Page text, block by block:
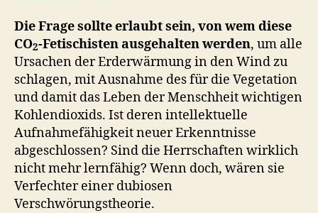
Die Frage sollte erlaubt sein, von wem diese
CO2-Fetischisten ausgehalten werden, um alle
Ursachen der Erderwärmung in den Wind zu
schlagen, mit Ausnahme des für die Vegetation
und damit das Leben der Menschheit wichtigen
Kohlendioxids. Ist deren intellektuelle
Aufnahmefähigkeit neuer Erkenntnisse
abgeschlossen? Sind die Herrschaften wirklich
nicht mehr lernfähig? Wenn doch, wären sie
Verfechter einer dubiosen
Verschwörungstheorie.